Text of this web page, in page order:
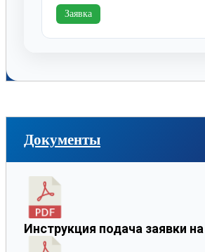
Заявка
Документы
Инструкция подача заявки